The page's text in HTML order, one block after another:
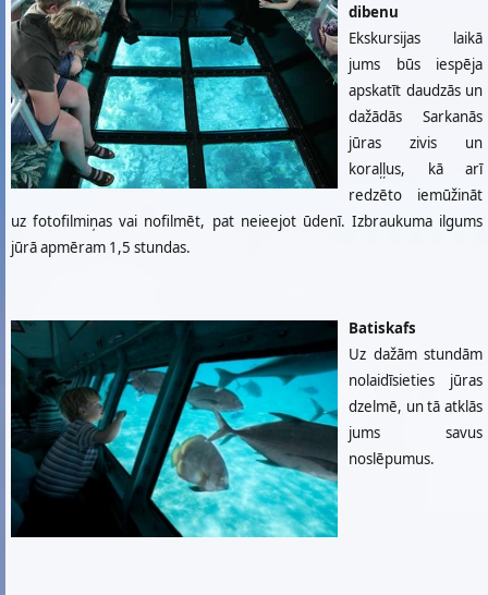
dibenu
Ekskursijas laikā
jums būs iespēja
apskatīt daudzās un
dažādās Sarkanās
jūras zivis un
koraļļus, kā arī
redzēto iemūžināt
uz fotofilmiņas vai nofilmēt, pat neieejot ūdenī. Izbraukuma ilgums
jūrā apmēram 1,5 stundas.
Batiskafs
Uz dažām stundām
nolaidīsieties jūras
dzelmē, un tā atklās
jums savus
noslēpumus.